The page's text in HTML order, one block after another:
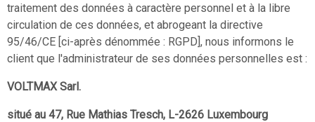
traitement des données à caractère personnel et à la libre
circulation de ces données, et abrogeant la directive
95/46/CE [ci-après dénommée : RGPD], nous informons le
client que l'administrateur de ses données personnelles est :
VOLTMAX Sarl.
situé au 47, Rue Mathias Tresch, L-2626 Luxembourg